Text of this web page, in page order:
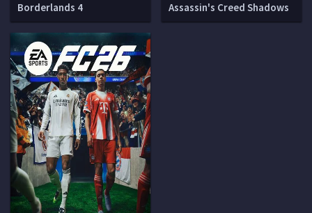
Borderlands 4 Assassin's Creed Shadows